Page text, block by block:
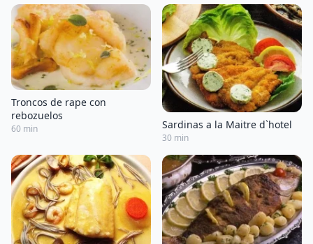
Troncos de rape con
rebozuelos
60 min Sardinas a la Maitre d`hotel
30 min